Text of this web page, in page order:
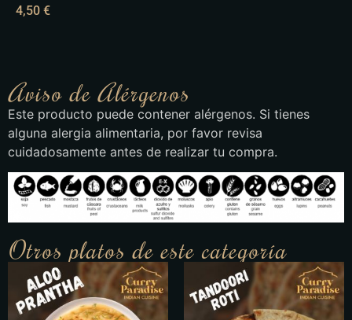
4,50 €
Aviso de Alérgenos
Este producto puede contener alérgenos. Si tienes
alguna alergia alimentaria, por favor revisa
cuidadosamente antes de realizar tu compra.
Otros platos de este categoría